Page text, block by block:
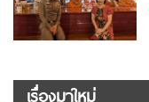
เรื่องมาใหม่